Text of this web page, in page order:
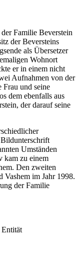
Familie Beverstein
der Beversteins
als Übersetzer
Wohnort
er in einem nicht
Aufnahmen von der
Frau und seine
dem ebenfalls aus
der darauf seine
Umständen
kam zu einem
Den zweiten
Vashem im Jahr 1998.
der Familie
Entität